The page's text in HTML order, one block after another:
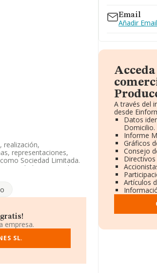
realización,
representaciones,
Sociedad Limitada.
en mercados
a nivel nacional la
facturación de 123 mil
de Madrid, en la
la media de empleados
empresa.
SL.
Email
Añadir Email
A través del
desde
Datos
Domicilio.
Informe
Gráficos
Consejo
Artículos